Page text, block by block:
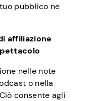
pubblico ne
affiliazione
nelle note
o nella
consente agli